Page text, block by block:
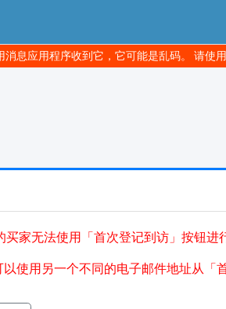
消息应用程序收到它，它可能是乱码。 请使
家无法使用「首次登记到访」按钮进
使用另一个不同的电子邮件地址从「